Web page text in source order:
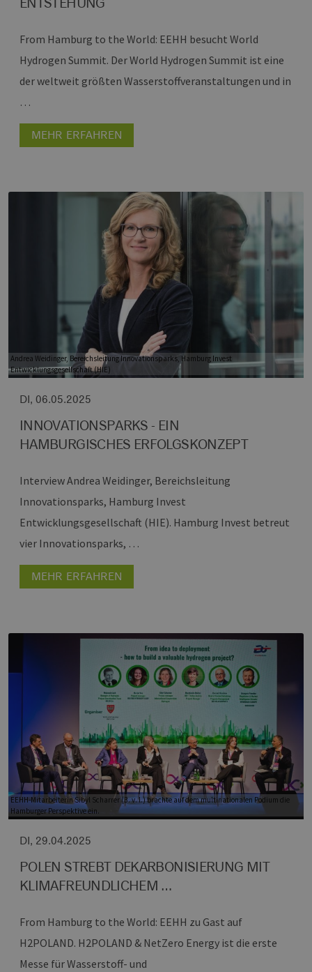
From Hamburg to the World: EEHH besucht World
Hydrogen Summit. Der World Hydrogen Summit ist eine
der weltweit größten Wasserstoffveranstaltungen und in
…
MEHR ERFAHREN
Andrea Weidinger, Bereichsleitung Innovationsparks, Hamburg Invest
Entwicklungsgesellschaft (HIE)
DI, 06.05.2025
INNOVATIONSPARKS - EIN
HAMBURGISCHES ERFOLGSKONZEPT
Interview Andrea Weidinger, Bereichsleitung
Innovationsparks, Hamburg Invest
Entwicklungsgesellschaft (HIE). Hamburg Invest betreut
vier Innovationsparks, …
MEHR ERFAHREN
EEHH-Mitarbeiterin Sibyl Scharrer (3. v. l.) brachte auf dem multinationalen Podium die
Hamburger Perspektive ein.
DI, 29.04.2025
POLEN STREBT DEKARBONISIERUNG MIT
KLIMAFREUNDLICHEM …
From Hamburg to the World: EEHH zu Gast auf
H2POLAND. H2POLAND & NetZero Energy ist die erste
Messe für Wasserstoff- und